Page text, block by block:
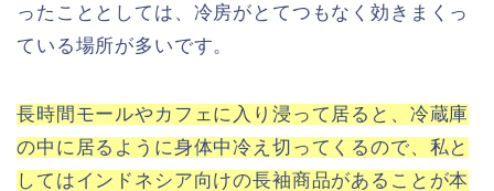
ったこととしては、冷房がとてつもなく効きまくっ
ている場所が多いです。
長時間モールやカフェに入り浸って居ると、冷蔵庫
の中に居るように身体中冷え切ってくるので、私と
してはインドネシア向けの長袖商品があることが本